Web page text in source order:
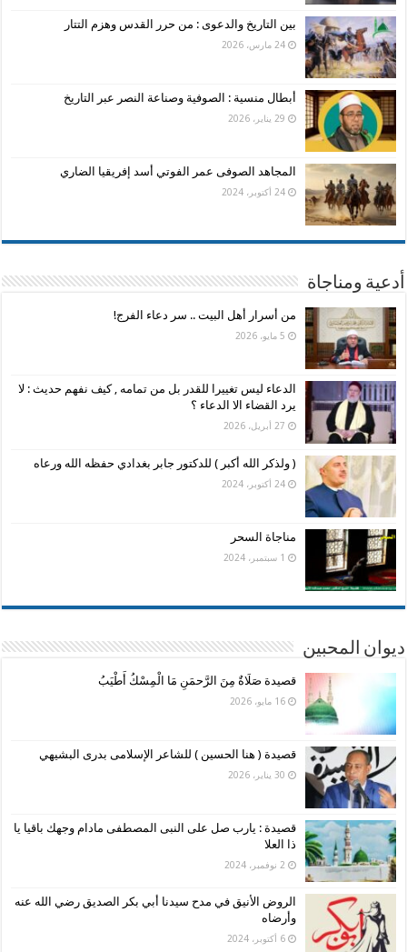
بين التاريخ والدعوى : من حرر القدس وهزم التتار
24 مارس، 2026
أبطال منسية : الصوفية وصناعة النصر عبر التاريخ
29 يناير، 2026
المجاهد الصوفى عمر الفوتي أسد إفريقيا الضاري
24 أكتوبر، 2024
أدعية ومناجاة
من أسرار أهل البيت .. سر دعاء الفرج!
5 مايو، 2026
الدعاء ليس تغييرا للقدر بل من تمامه , كيف نفهم حديث : لا
يرد القضاء الا الدعاء ؟
27 أبريل، 2026
( ولذكر الله أكبر ) للدكتور جابر بغدادي حفظه الله ورعاه
24 أكتوبر، 2024
مناجاة السحر
1 سبتمبر، 2024
ديوان المحبين
قصيدة صَلَاةٌ مِنَ الرَّحمَنِ مَا الْمِسْكُ أَطْيَبُ
16 مايو، 2026
قصيدة ( هنا الحسين ) للشاعر الإسلامى بدرى البشيهي
30 يناير، 2026
قصيدة : يارب صل على النبى المصطفى مادام وجهك باقيا يا
ذا العلا
2 نوفمبر، 2024
الروض الأنيق في مدح سيدنا أبي بكر الصديق رضي الله عنه
وأرضاه
6 أكتوبر، 2024